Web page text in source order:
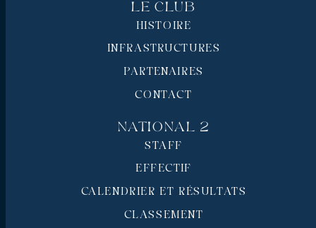
Le Club
HISTOIRE
INFRASTRUCTURES
PARTENAIRES
CONTACT
National 2
STAFF
EFFECTIF
CALENDRIER ET RÉSULTATS
CLASSEMENT